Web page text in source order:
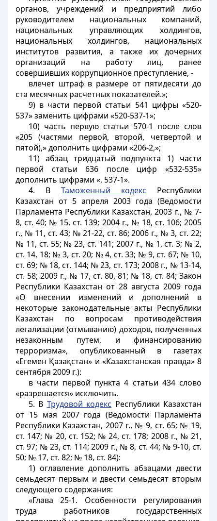
органов, учреждений и предприятий либо
руководителем национальных компаний,
национальных управляющих холдингов,
национальных холдингов, национальных
институтов развития, а также их дочерних
организаций на работу лиц, ранее
совершивших коррупционное преступление, -
влечет штраф в размере от пятидесяти до
ста месячных расчетных показателей.»;
9) в части первой статьи 541 цифры «520-
537» заменить цифрами «520-537-1»;
10) часть первую статьи 570-1 после слов
«205 (частями первой, второй, четвертой и
пятой),» дополнить цифрами «206-2,»;
11) абзац тридцатый подпункта 1) части
первой статьи 636 после цифр «532-535»
дополнить цифрами «, 537-1».
4. В Таможенный кодекс Республики
Казахстан от 5 апреля 2003 года (Ведомости
Парламента Республики Казахстан, 2003 г., № 7-
8, ст. 40; № 15, ст. 139; 2004 г., № 18, ст. 106; 2005
г., № 11, ст. 43; № 21-22, ст. 86; 2006 г., № 3, ст. 22;
№ 11, ст. 55; № 23, ст. 141; 2007 г., № 1, ст. 3; № 2,
ст. 14, 18; № 3, ст. 20; № 4, ст. 33; № 9, ст. 67; № 10,
ст. 69; № 18, ст. 144; № 23, ст. 173; 2008 г., № 13-14,
ст. 58; 2009 г., № 17, ст. 80, 81; № 18, ст. 84; Закон
Республики Казахстан от 28 августа 2009 года
«О внесении изменений и дополнений в
некоторые законодательные акты Республики
Казахстан по вопросам противодействия
легализации (отмыванию) доходов, полученных
незаконным путем, и финансированию
терроризма», опубликованный в газетах
«Егемен Қазақстан» и «Казахстанская правда» 8
сентября 2009 г.):
в части первой пункта 4 статьи 434 слово
«разрешается» исключить.
5. В Трудовой кодекс Республики Казахстан
от 15 мая 2007 года (Ведомости Парламента
Республики Казахстан, 2007 г., № 9, ст. 65; № 19,
ст. 147; № 20, ст. 152; № 24, ст. 178; 2008 г., № 21,
ст. 97; № 23, ст. 114; 2009 г., № 8, ст. 44; № 9-10, ст.
50; № 17, ст. 82; № 18, ст. 84):
1) оглавление дополнить абзацами двести
семьдесят первым и двести семьдесят вторым
следующего содержания:
«Глава 25-1. Особенности регулирования
труда работников государственных